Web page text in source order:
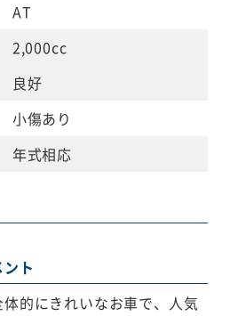
AT
2,000cc
良好
小傷あり
年式相応
ト
的にきれいなお車で、人気